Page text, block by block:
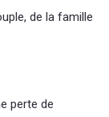
de la famille
perte de